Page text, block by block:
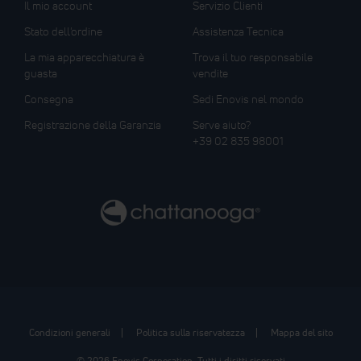
Il mio account
Stato dell'ordine
La mia apparecchiatura è
guasta
Consegna
Registrazione della Garanzia
Servizio Clienti
Assistenza Tecnica
Trova il tuo responsabile
vendite
Sedi Enovis nel mondo
Serve aiuto?
+39 02 835 98001
Condizioni generali Politica sulla riservatezza Mappa del sito